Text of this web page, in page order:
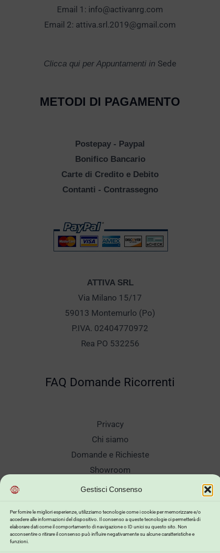
Gestisci Consenso
Per fornire le migliori esperienze, utilizziamo tecnologie come i cookie per memorizzare e/o
accedere alle informazioni del dispositivo. Il consenso a queste tecnologie ci permetterà di
elaborare dati come il comportamento di navigazione o ID unici su questo sito. Non
acconsentire o ritirare il consenso può influire negativamente su alcune caratteristiche e
funzioni.
Email 1: info@activanrg.com
Email 2: attiva.srl.2019@gmail.com
Clicca qui per Appuntamenti in Sede
METODI DI PAGAMENTO
Postepay - Paypal
Bonifico Bancario
Carte di Credito e Debito
Contanti - Contrassegno
ATTIVA SRL
Via Milano 15/17
59013 Montemurlo (Po)
P.IVA. 02404770972
Rea PO 532256
FAQ Domande Ricorrenti
Privacy
Chi siamo
Domande e Richieste
Showroom
Spedizioni
Reso Cambio Merce
Lavora Con Noi